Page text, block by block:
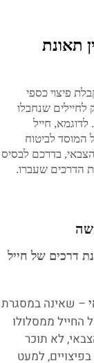
תאונת
פיצוי כספי
שנחבלו
חייל
המוסד לביטוח
הצבאי, בדרכם לבסיס
הדרכים שעברו.
דרכים של חייל
– שאינה במסגרת
החייל ממסלולו
לא תוכר
למעט